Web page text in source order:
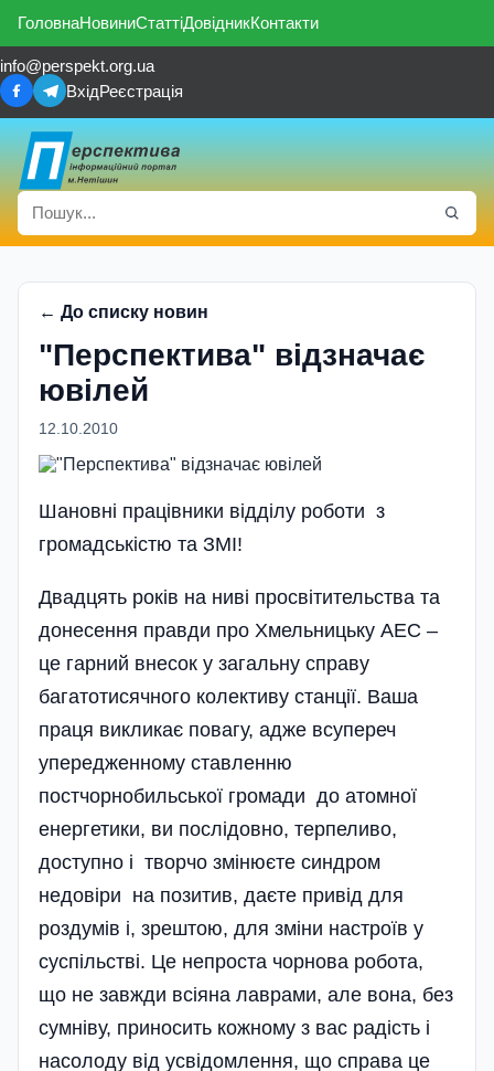
ГоловнаНовиниСтаттіДовідникКонтакти
info@perspekt.org.ua
ВхідРеєстрація
← До списку новин
"Перспектива" відзначає
ювілей
12.10.2010
Шановні працівники відділу роботи з
громадськістю та ЗМІ!
Двадцять років на ниві просвітительства та
донесення правди про Хмельницьку АЕС –
це гарний внесок у загальну справу
багатотисячного колективу станції. Ваша
праця викликає повагу, адже всупереч
упередженному ставленню
постчорнобильської громади до атомної
енергетики, ви послідовно, терпеливо,
доступно і творчо змінюєте синдром
недовіри на позитив, даєте привід для
роздумів і, зрештою, для зміни настроїв у
суспільстві. Це непроста чорнова робота,
що не завжди всіяна лаврами, але вона, без
сумніву, приносить кожному з вас радість і
насолоду від усвідомлення, що справа це